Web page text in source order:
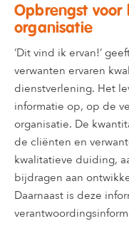
Opbrengst
organisatie
‘Dit vind ik ervan!’
verwanten ervaren
dienstverlening. Het
informatie op, op de
organisatie. De
de cliënten en
kwalitatieve duiding,
bijdragen aan
Daarnaast is deze